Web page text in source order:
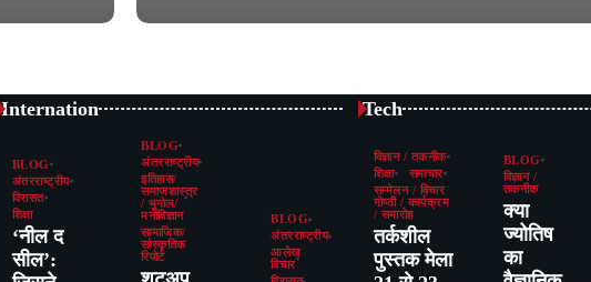
11 March 2026
Internation
BLOG
अंतरराष्ट्रीय
विरासत
शिक्षा
‘नील द
सील’:
BLOG
अंतरराष्ट्रीय
इतिहास/
समाजशास्त्र
/ भूगोल/
मनोविज्ञान
सामाजिक/
सांस्कृतिक
रिपोर्ट
BLOG
अंतरराष्ट्रीय
आलेख
विचार
Tech
विज्ञान / तकनीक
शिक्षा
समाचार
सम्मेलन / विचार
गोष्ठी / कार्यक्रम
/ समारोह
तर्कशील
पुस्तक मेला
BLOG
विज्ञान /
तकनीक
क्या
ज्योतिष
का